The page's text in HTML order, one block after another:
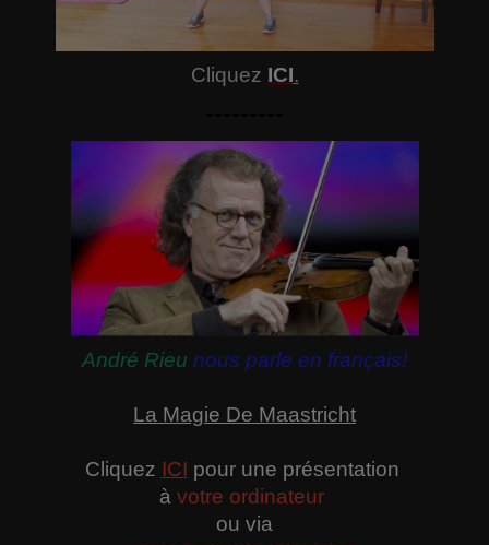
Cliquez ICI.
André Rieu nous parle en français!
La Magie De Maastricht
Cliquez ICI pour une présentation
à votre ordinateur
ou via